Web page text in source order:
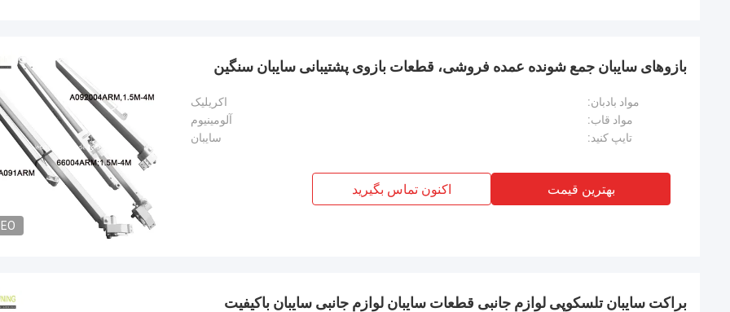
بازوهای سایبان جمع شونده عمده فروشی، قطعات بازوی پشتیبانی سایبان سنگین
مواد بادبان:
اکریلیک
مواد قاب:
آلومینیوم
تایپ کنید:
سایبان
بهترین قیمت اکنون تماس بگیرید
براکت سایبان تلسکوپی لوازم جانبی قطعات سایبان لوازم جانبی سایبان باکیفیت